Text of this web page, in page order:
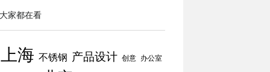
家都在看
上海 不锈钢 产品设计 创意 办公室